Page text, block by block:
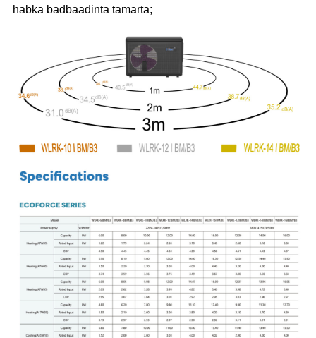
habka badbaadinta tamarta;